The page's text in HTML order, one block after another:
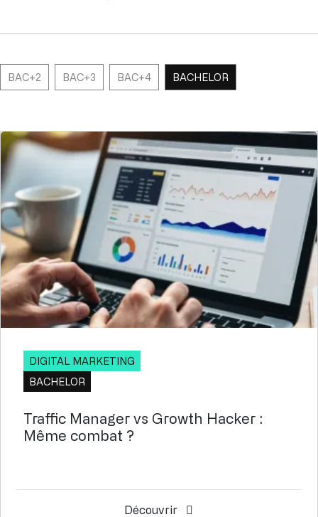
BAC+2 BAC+3 BAC+4 BACHELOR
DIGITAL MARKETING
BACHELOR
Traffic Manager vs Growth Hacker :
Même combat ?
Découvrir